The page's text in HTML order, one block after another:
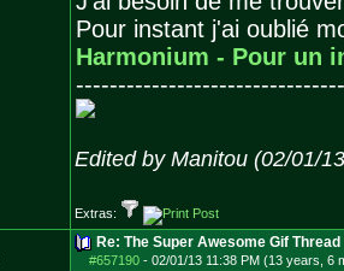
Pour instant j'ai oublié
Harmonium - Pour un
--------------------------------
Edited by Manitou (02/01/
Extras:
Re: The Super Awesome Gif Thread
#657190- 02/01/13 11:38 PM (13 years, 6